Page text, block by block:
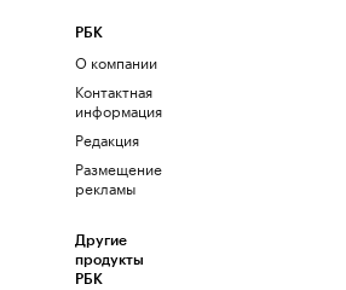
РБК
О компании
Контактная
информация
Редакция
Размещение
рекламы
Другие
продукты
РБК